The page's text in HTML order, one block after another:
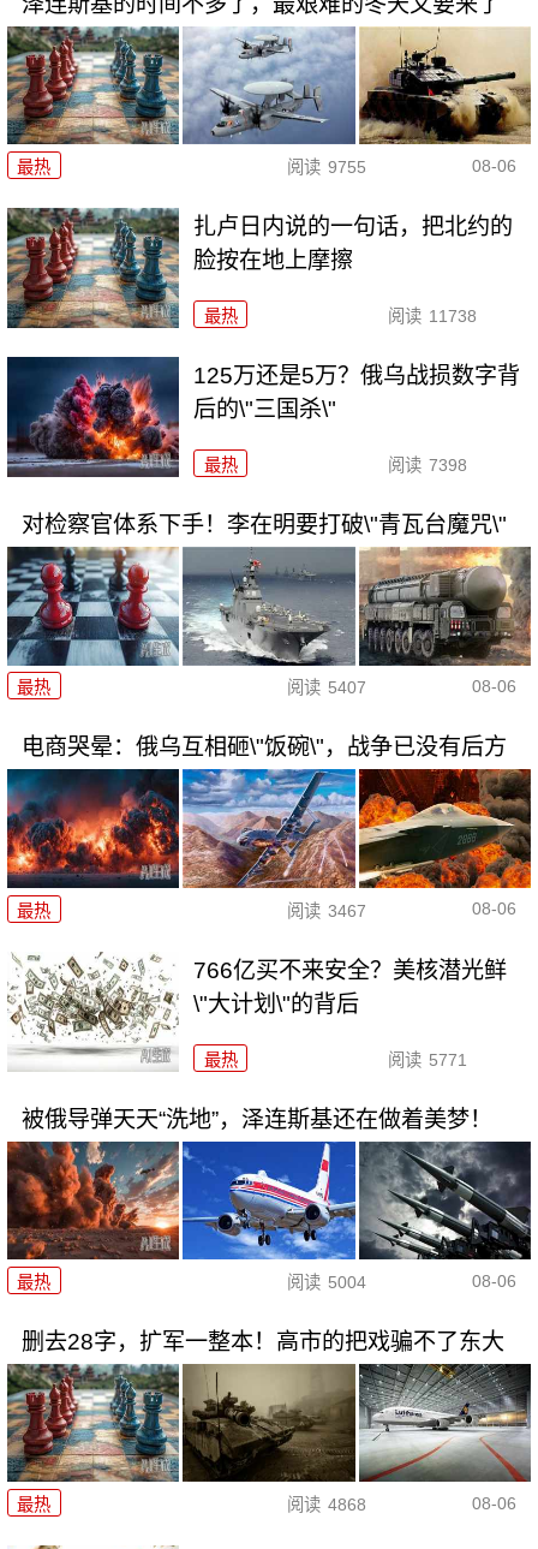
最热 阅读 9755 08-06
扎卢日内说的一句话，把北约的
脸按在地上摩擦
最热 阅读 11738
125万还是5万？俄乌战损数字背
后的\"三国杀\"
最热 阅读 7398
对检察官体系下手！李在明要打破\"青瓦台魔咒\"
最热 阅读 5407 08-06
电商哭晕：俄乌互相砸\"饭碗\"，战争已没有后方
最热 阅读 3467 08-06
766亿买不来安全？美核潜光鲜
\"大计划\"的背后
最热 阅读 5771
被俄导弹天天“洗地”，泽连斯基还在做着美梦！
最热 阅读 5004 08-06
删去28字，扩军一整本！高市的把戏骗不了东大
最热 阅读 4868 08-06